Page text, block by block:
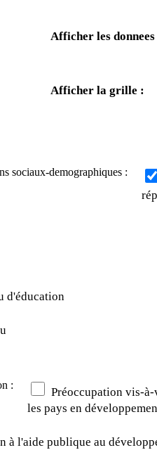
Afficher les
Afficher la grille :
sociaux-demographiques :
d'éducation
:
Préoccupation vis-
les pays en
à l'aide publique au